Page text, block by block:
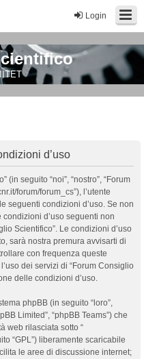
Login
d’uso
(in seguito “noi”, “nostro”, “Forum
forum/forum_cs”), l’utente
seguenti condizioni d’uso. Se non
d’uso seguenti non
Scientifico”. Le condizioni d’uso
sarà nostra premura avvisarti di
con frequenza queste
dei servizi di “Forum Consiglio
delle condizioni d’uso.
phpBB (in seguito “loro”,
Limited”, “phpBB Teams”) che
web rilasciata sotto “
“GPL”) liberamente scaricabile
le aree di discussione internet;